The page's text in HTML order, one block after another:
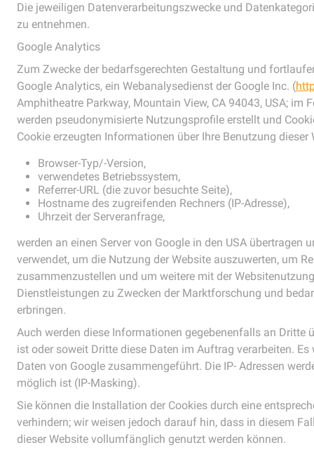
Die jeweiligen Datenverarbeitungszwecke und
zu entnehmen.
Google Analytics
Zum Zwecke der bedarfsgerechten Gestaltung und
Google Analytics, ein Webanalysedienst der Google Inc. (
Amphitheatre Parkway, Mountain View, CA 94043, USA; im
werden pseudonymisierte Nutzungsprofile erstellt und
Cookie erzeugten Informationen über Ihre Benutzung dieser
Browser-Typ/-Version,
verwendetes Betriebssystem,
Referrer-URL (die zuvor besuchte Seite),
Hostname des zugreifenden Rechners (IP-Adresse),
Uhrzeit der Serveranfrage,
werden an einen Server von Google in den USA übertragen
verwendet, um die Nutzung der Website auszuwerten, um
zusammenzustellen und um weitere mit der
Dienstleistungen zu Zwecken der Marktforschung und
erbringen.
Auch werden diese Informationen gegebenenfalls an Dritte
ist oder soweit Dritte diese Daten im Auftrag verarbeiten.
Daten von Google zusammengeführt. Die IP- Adressen
möglich ist (IP-Masking).
Sie können die Installation der Cookies durch eine
verhindern; wir weisen jedoch darauf hin, dass in diesem
dieser Website vollumfänglich genutzt werden können.